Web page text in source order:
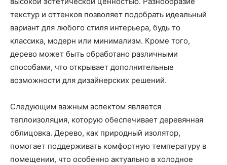
текстур и оттенков позволяет подобрать идеальный
вариант для любого стиля интерьера, будь то
классика, модерн или минимализм. Кроме того,
дерево может быть обработано различными
способами, что открывает дополнительные
возможности для дизайнерских решений.
Следующим важным аспектом является
теплоизоляция, которую обеспечивает деревянная
облицовка. Дерево, как природный изолятор,
помогает поддерживать комфортную температуру в
помещении, что особенно актуально в холодное